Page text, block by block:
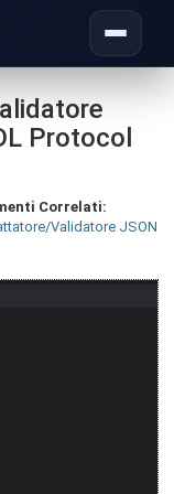
Toggle
Protocol
Correlati:
Validatore JSON